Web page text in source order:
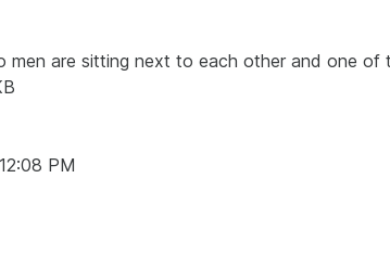
men are sitting next to each other and one
PM